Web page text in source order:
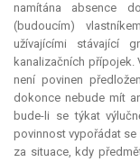
namítána absence
(budoucím)
užívajícími stávající
kanalizačních přípojek.
není povinen
dokonce nebude mít
bude-li se týkat
povinnost vypořádat se
za situace, kdy